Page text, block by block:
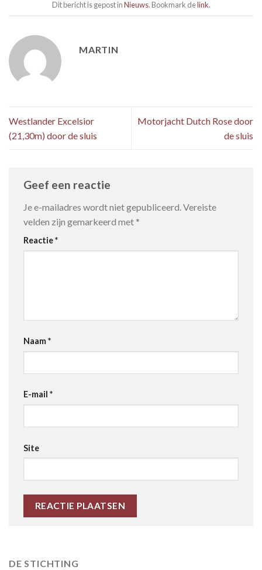
Dit bericht is gepost inNieuws. Bookmark delink.
MARTIN
Westlander Excelsior
(21,30m) door de sluis
Motorjacht Dutch Rose door
de sluis
Geef een reactie
Je e-mailadres wordt niet gepubliceerd.Vereiste
velden zijn gemarkeerd met *
Reactie*
Naam*
E-mail *
Site
DE STICHTING